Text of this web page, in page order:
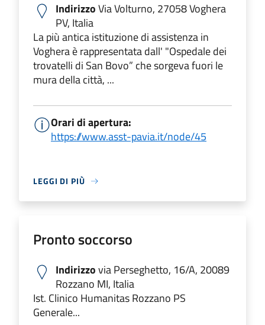
IndirizzoVia Volturno, 27058 Voghera
PV, Italia
La più antica istituzione di assistenza in
Voghera è rappresentata dall' "Ospedale dei
trovatelli di San Bovo” che sorgeva fuori le
mura della città, ...
Orari di apertura:
https://www.asst-pavia.it/node/45
LEGGI DI PIÙ
Pronto soccorso
Indirizzovia Perseghetto, 16/A, 20089
Rozzano MI, Italia
Ist. Clinico Humanitas Rozzano PS
Generale...